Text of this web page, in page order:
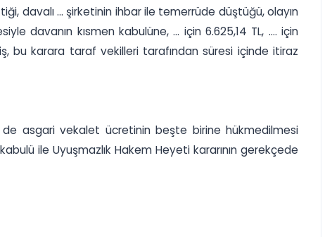
davalı ... şirketinin ihbar ile temerrüde düştüğü, olayın
davanın kısmen kabulüne, ... için 6.625,14 TL, .... için
bu karara taraf vekilleri tarafından süresi içinde itiraz
de asgari vekalet ücretinin beşte birine hükmedilmesi
ile Uyuşmazlık Hakem Heyeti kararının gerekçede